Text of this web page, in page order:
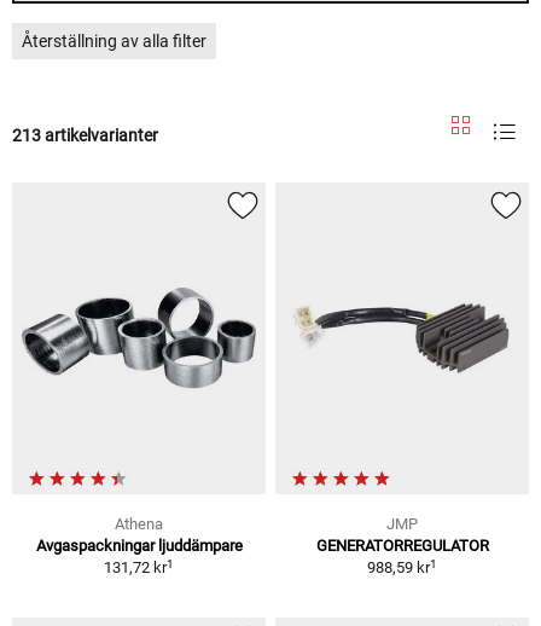
Återställning av alla filter
213 artikelvarianter
Athena
Avgaspackningar ljuddämpare
131,72 kr1
JMP
GENERATORREGULATOR
988,59 kr1